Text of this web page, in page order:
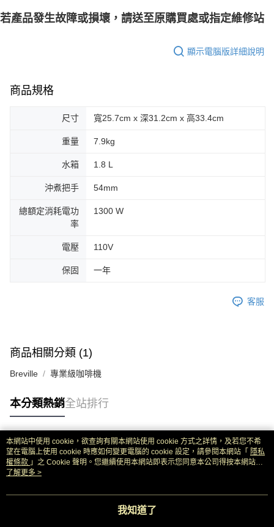
若產品發生故障或損壞，請送至原購買處或指定維修站
顯示電腦版詳細說明
商品規格
尺寸 寬25.7cm x 深31.2cm x 高33.4cm
重量 7.9kg
水箱 1.8 L
沖煮把手 54mm
總額定消耗電功
率
1300 W
電壓 110V
保固 一年
客服
商品相關分類 (1)
Breville 專業級咖啡機
本分類熱銷全站排行
熱門標籤
本網站中使用 cookie，欲查詢有關本網站使用 cookie 方式之詳情，及若您不希
望在電腦上使用 cookie 時應如何變更電腦的 cookie 設定，請參閱本網站「 隱私
權條款 」之 Cookie 聲明。您繼續使用本網站即表示您同意本公司得按本網站使
用條款之 Cookie 聲明使用 cookie。
了解更多 >
我知道了